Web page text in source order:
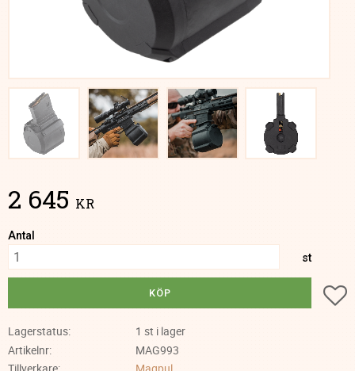
2 645 KR
Antal
st
KÖP
Lagerstatus
1 st i lager
Artikelnr
MAG993